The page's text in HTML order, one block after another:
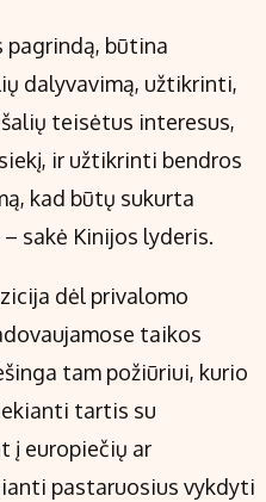
būtina
dalyvavimą, užtikrinti,
teisėtus interesus,
ir užtikrinti bendros
kad būtų sukurta
sakė Kinijos lyderis.
dėl privalomo
taikos
tam požiūriui, kurio
tartis su
į europiečių ar
pastaruosius vykdyti